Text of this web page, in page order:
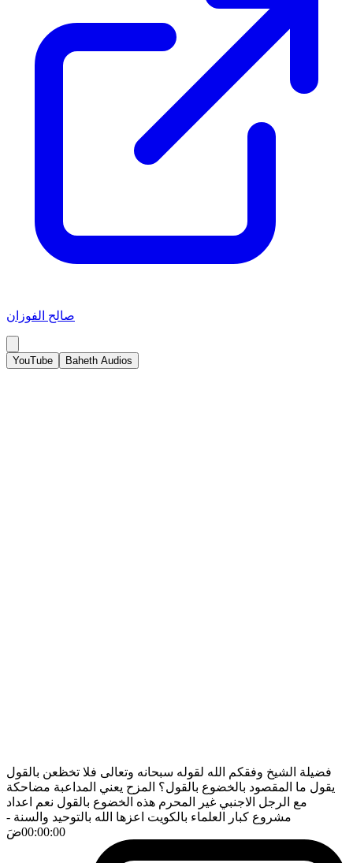
صالح الفوزان
YouTube Baheth Audios
فضيلة الشيخ وفقكم الله لقوله سبحانه وتعالى فلا تخظعن بالقول
يقول ما المقصود بالخضوع بالقول؟ المزح يعني المداعبة مضاحكة
مع الرجل الاجنبي غير المحرم هذه الخضوع بالقول نعم اعداد
مشروع كبار العلماء بالكويت اعزها الله بالتوحيد والسنة -
00:00:00ضَ